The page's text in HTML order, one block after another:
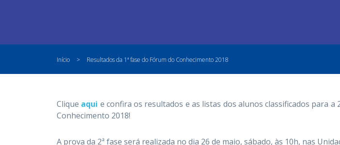
Início > Resultados da 1ª fase do Fórum do Conhecimento 2018
Clique aqui e confira os resultados e as listas dos alunos classificados para a
Conhecimento 2018!
A prova da 2ª fase será realizada no dia 26 de maio, sábado, às 10h, nas